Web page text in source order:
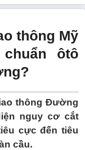
thông Mỹ
ôtô
thông Đường
nguy cơ cắt
cực đến tiêu
cầu.